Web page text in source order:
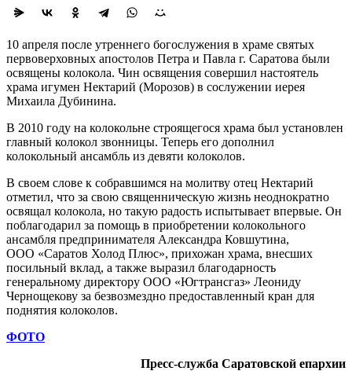
10 апреля после утреннего богослужения в храме святых
первоверховных апостолов Петра и Павла г. Саратова были
освящены колокола. Чин освящения совершил настоятель
храма игумен Нектарий (Морозов) в сослужении иерея
Михаила Дубинина.
В 2010 году на колокольне строящегося храма был установлен
главный колокол звонницы. Теперь его дополнил
колокольный ансамбль из девяти колоколов.
В своем слове к собравшимся на молитву отец Нектарий
отметил, что за свою священническую жизнь неоднократно
освящал колокола, но такую радость испытывает впервые. Он
поблагодарил за помощь в приобретении колокольного
ансамбля предпринимателя Александра Ковшутина,
ООО «Саратов Холод Плюс», прихожан храма, внесших
посильный вклад, а также выразил благодарность
генеральному директору ООО «Югтрансгаз» Леониду
Чернощекову за безвозмездно предоставленный кран для
поднятия колоколов.
ФОТО
Пресс-служба Саратовской епархии